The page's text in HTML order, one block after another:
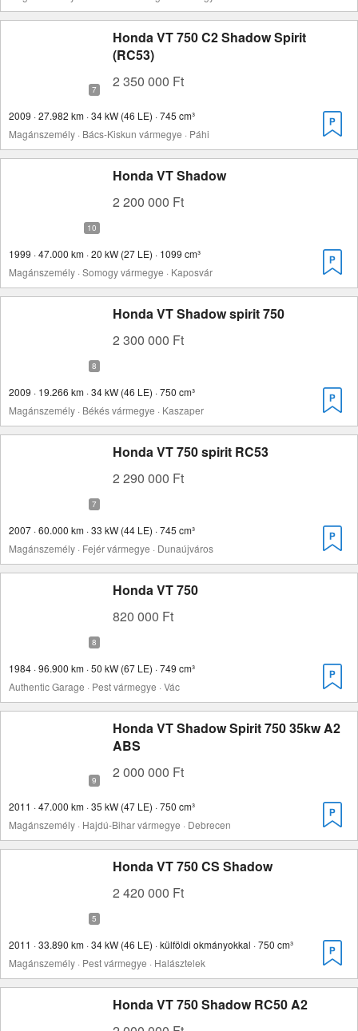
Honda VT 750 C2 Shadow Spirit
(RC53)
2 350 000 Ft
2009 · 27.982 km · 34 kW (46 LE) · 745 cm³
Magánszemély · Bács-Kiskun vármegye · Páhi
Honda VT Shadow
2 200 000 Ft
1999 · 47.000 km · 20 kW (27 LE) · 1099 cm³
Magánszemély · Somogy vármegye · Kaposvár
Honda VT Shadow spirit 750
2 300 000 Ft
2009 · 19.266 km · 34 kW (46 LE) · 750 cm³
Magánszemély · Békés vármegye · Kaszaper
Honda VT 750 spirit RC53
2 290 000 Ft
2007 · 60.000 km · 33 kW (44 LE) · 745 cm³
Magánszemély · Fejér vármegye · Dunaújváros
Honda VT 750
820 000 Ft
1984 · 96.900 km · 50 kW (67 LE) · 749 cm³
Authentic Garage · Pest vármegye · Vác
Honda VT Shadow Spirit 750 35kw A2
ABS
2 000 000 Ft
2011 · 47.000 km · 35 kW (47 LE) · 750 cm³
Magánszemély · Hajdú-Bihar vármegye · Debrecen
Honda VT 750 CS Shadow
2 420 000 Ft
2011 · 33.890 km · 34 kW (46 LE) · külföldi okmányokkal · 750 cm³
Magánszemély · Pest vármegye · Halásztelek
Honda VT 750 Shadow RC50 A2